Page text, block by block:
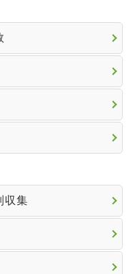
収集